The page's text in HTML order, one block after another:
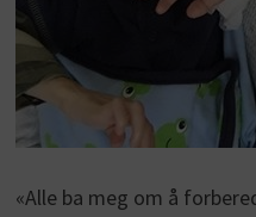
«Alle ba meg om å